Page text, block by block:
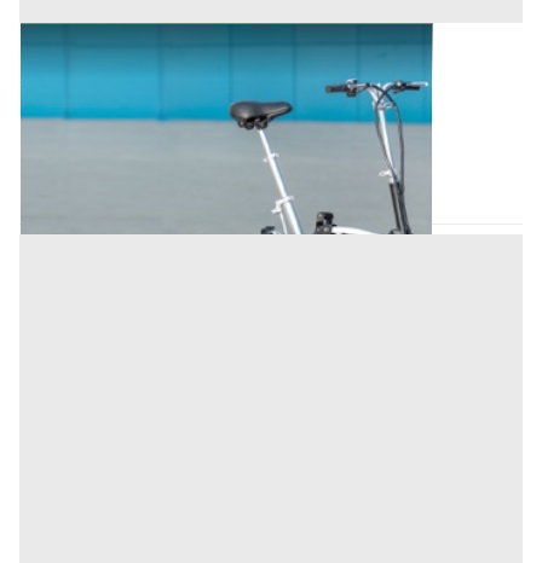
Ville all'asta a Montegrotto Terme
(Padova)
140.000 €